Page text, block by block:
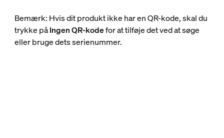
Bemærk: Hvis dit produkt ikke har en QR-kode, skal du
trykke påIngen QR-kodefor at tilføje det ved at søge
eller bruge dets serienummer.